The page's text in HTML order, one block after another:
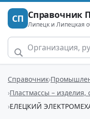
СП Справочник
Липецк и Липецкая
Справочник
Пластмассы – изделия,
ЕЛЕЦКИЙ